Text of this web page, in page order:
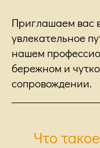
Приглашаем вас
увлекательное
нашем
бережном и
сопровождении.
Что